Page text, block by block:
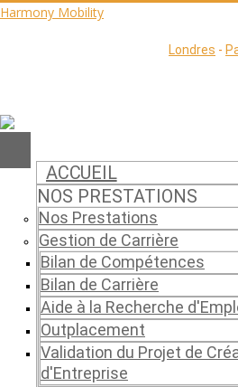
Harmony Mobility
Londres -
ACCUEIL
NOS PRESTATIONS
Nos Prestations
Gestion de Carrière
Bilan de Compétences
Bilan de Carrière
Aide à la Recherche
Outplacement
Validation du Projet de
d'Entreprise